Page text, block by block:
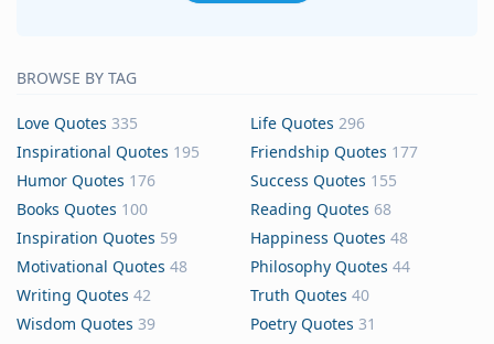
BROWSE BY TAG
Love Quotes 335 Life Quotes 296
Inspirational Quotes 195 Friendship Quotes 177
Humor Quotes 176 Success Quotes 155
Books Quotes 100 Reading Quotes 68
Inspiration Quotes 59 Happiness Quotes 48
Motivational Quotes 48 Philosophy Quotes 44
Writing Quotes 42 Truth Quotes 40
Wisdom Quotes 39 Poetry Quotes 31